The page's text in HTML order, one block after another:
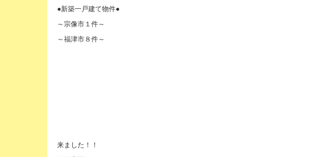
●新築一戸建て物件●
～宗像市１件～
～福津市８件～
来ました！！